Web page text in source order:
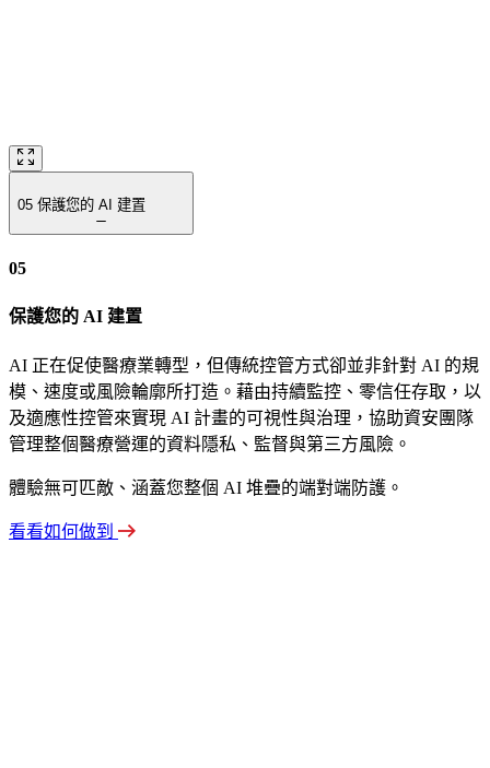
05 保護您的 AI 建置
05
保護您的 AI 建置
AI 正在促使醫療業轉型，但傳統控管方式卻並非針對 AI 的規
模、速度或風險輪廓所打造。藉由持續監控、零信任存取，以
及適應性控管來實現 AI 計畫的可視性與治理，協助資安團隊
管理整個醫療營運的資料隱私、監督與第三方風險。
體驗無可匹敵、涵蓋您整個 AI 堆疊的端對端防護。
看看如何做到